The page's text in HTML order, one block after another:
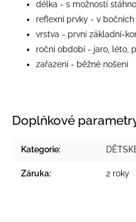
délka - s možností
reflexní prvky - v
vrstva - první základní-
roční období - jaro, léto,
zařazení - běžné nošení
Doplňkové
Kategorie:
Záruka: 2 roky